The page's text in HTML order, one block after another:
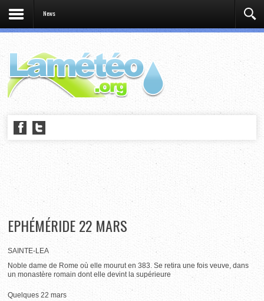
News
EPHÉMÉRIDE 22 MARS
SAINTE-LEA
Noble dame de Rome où elle mourut en 383. Se retira une fois veuve, dans
un monastère romain dont elle devint la supérieure
Quelques 22 mars